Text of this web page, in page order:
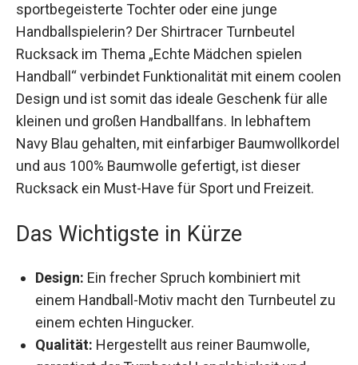
Handballspielerin? Der Shirtracer Turnbeutel
Rucksack im Thema „Echte Mädchen spielen
Handball“ verbindet Funktionalität mit einem
coolen Design und ist somit das ideale Geschenk
für alle kleinen und großen Handballfans. In
lebhaftem Navy Blau gehalten, mit einfarbiger
Baumwollkordel und aus 100% Baumwolle
gefertigt, ist dieser Rucksack ein Must-Have für
Sport und Freizeit.
Das Wichtigste in Kürze
Design: Ein frecher Spruch kombiniert mit
einem Handball-Motiv macht den Turnbeutel
zu einem echten Hingucker.
Qualität: Hergestellt aus reiner Baumwolle,